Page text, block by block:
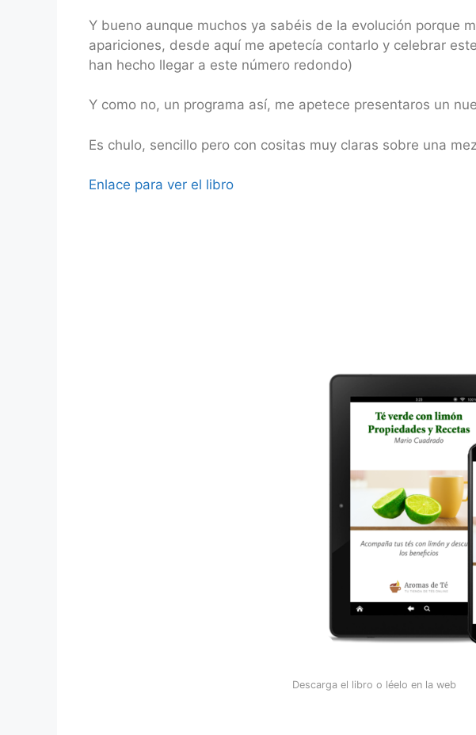
Y bueno aunque muchos ya sabéis de la evolución porque
apariciones, desde aquí me apetecía contarlo y celebrar
han hecho llegar a este número redondo)
Y como no, un programa así, me apetece presentaros un
Es chulo, sencillo pero con cositas muy claras sobre una
Enlace para ver el libro
Descarga el libro o léelo en la web